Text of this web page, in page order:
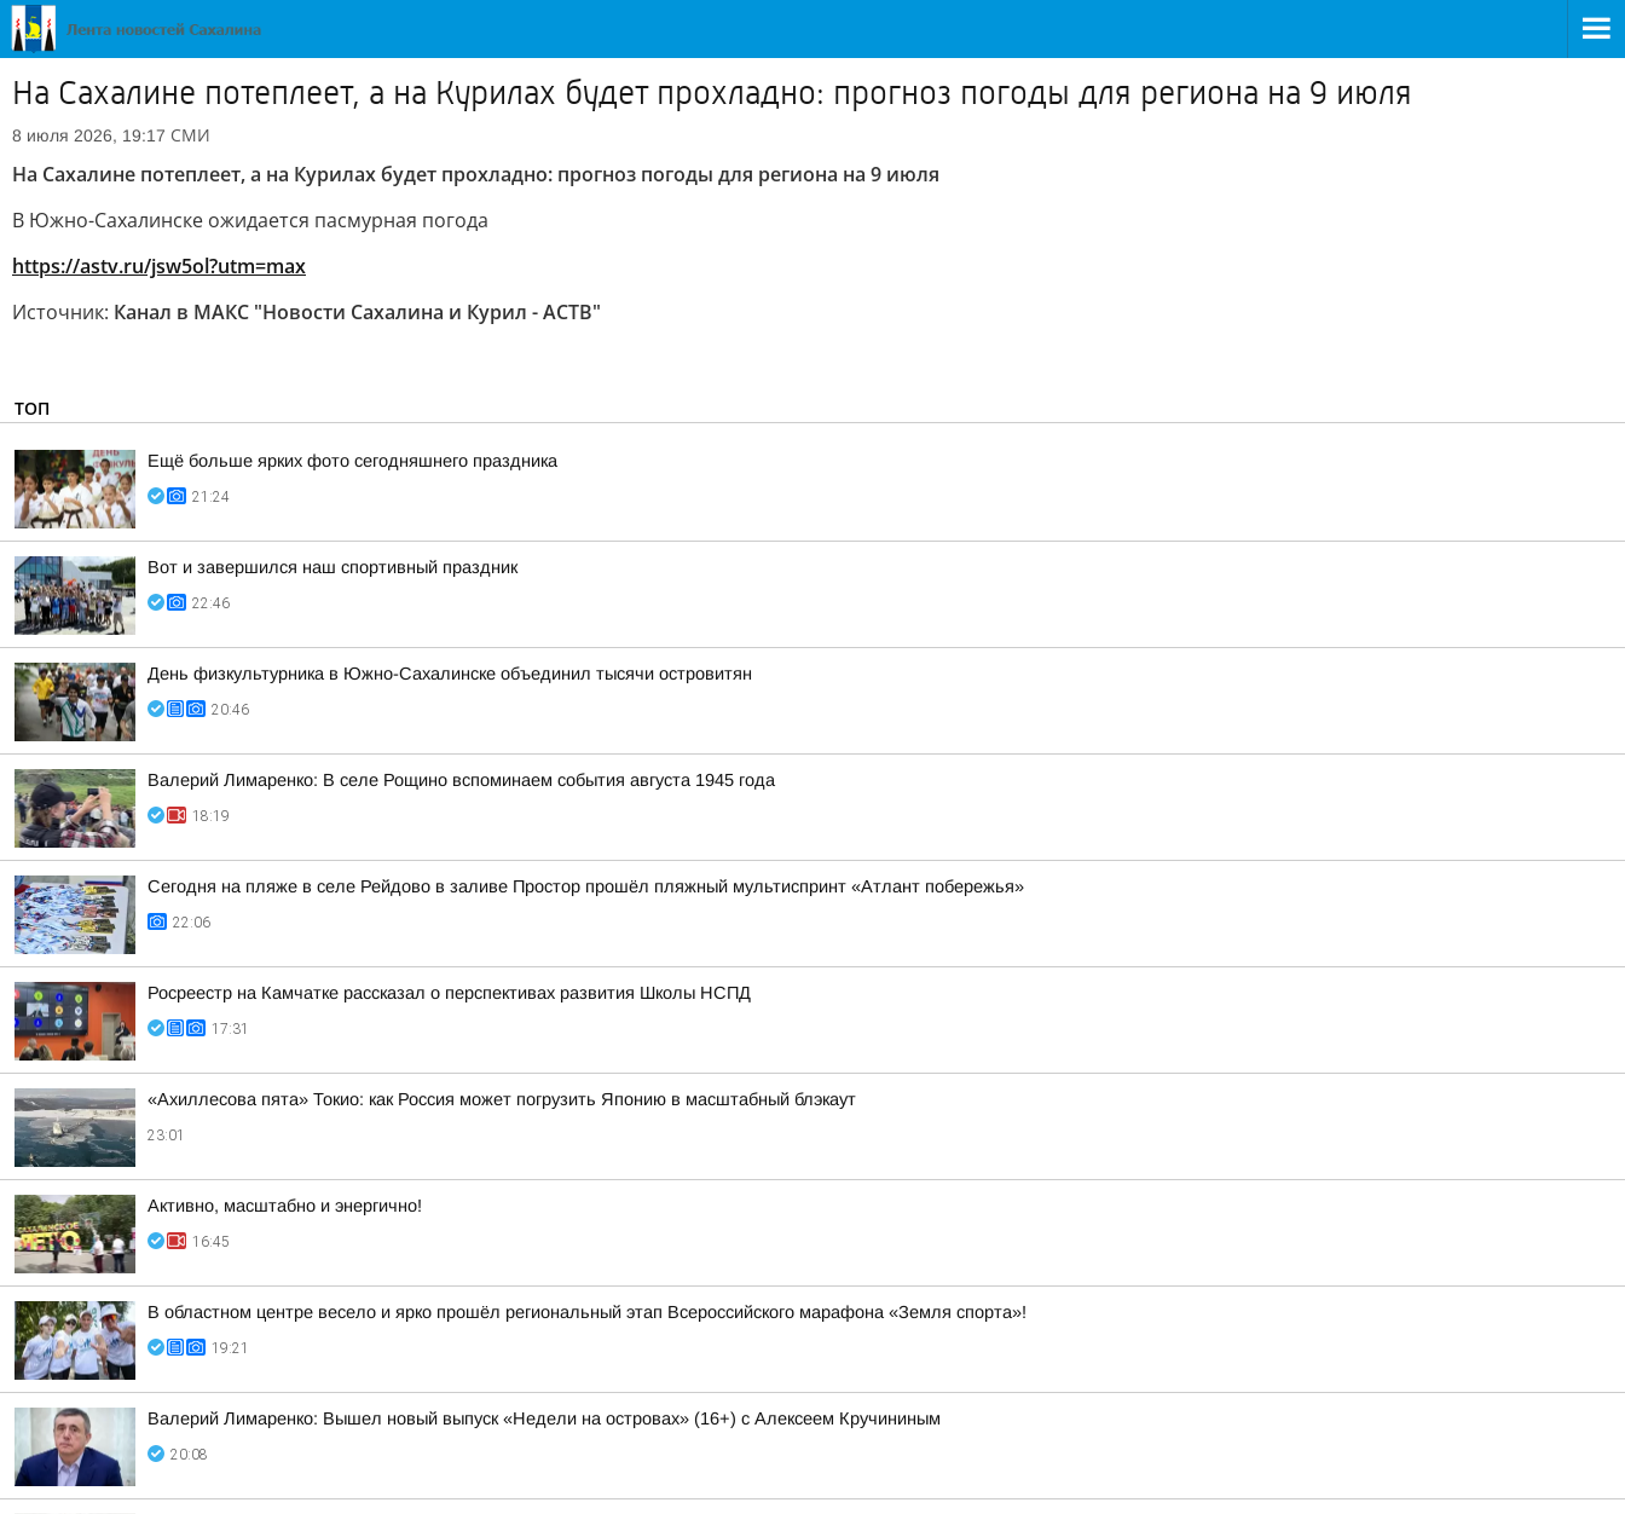
На Сахалине потеплеет, а на Курилах будет прохладно: прогноз погоды для региона на 9 июля
8 июля 2026, 19:17 СМИ
На Сахалине потеплеет, а на Курилах будет прохладно: прогноз погоды для региона на 9 июля
В Южно-Сахалинске ожидается пасмурная погода
https://astv.ru/jsw5ol?utm=max
Источник: Канал в МАКС "Новости Сахалина и Курил - АСТВ"
ТОП
Ещё больше ярких фото сегодняшнего праздника
21:24
Вот и завершился наш спортивный праздник
22:46
День физкультурника в Южно-Сахалинске объединил тысячи островитян
20:46
Валерий Лимаренко: В селе Рощино вспоминаем события августа 1945 года
18:19
Сегодня на пляже в селе Рейдово в заливе Простор прошёл пляжный мультиспринт «Атлант побережья»
22:06
Росреестр на Камчатке рассказал о перспективах развития Школы НСПД
17:31
«Ахиллесова пята» Токио: как Россия может погрузить Японию в масштабный блэкаут
23:01
Активно, масштабно и энергично!
16:45
В областном центре весело и ярко прошёл региональный этап Всероссийского марафона «Земля спорта»!
19:21
Валерий Лимаренко: Вышел новый выпуск «Недели на островах» (16+) с Алексеем Кручининым
20:08